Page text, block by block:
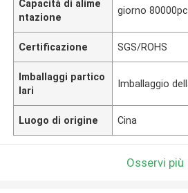
Capacità di alime
ntazione
giorno
Certificazione SGS/ROHS
Imballaggi partico
lari
Imballaggio
Luogo di origine Cina
Osservi più